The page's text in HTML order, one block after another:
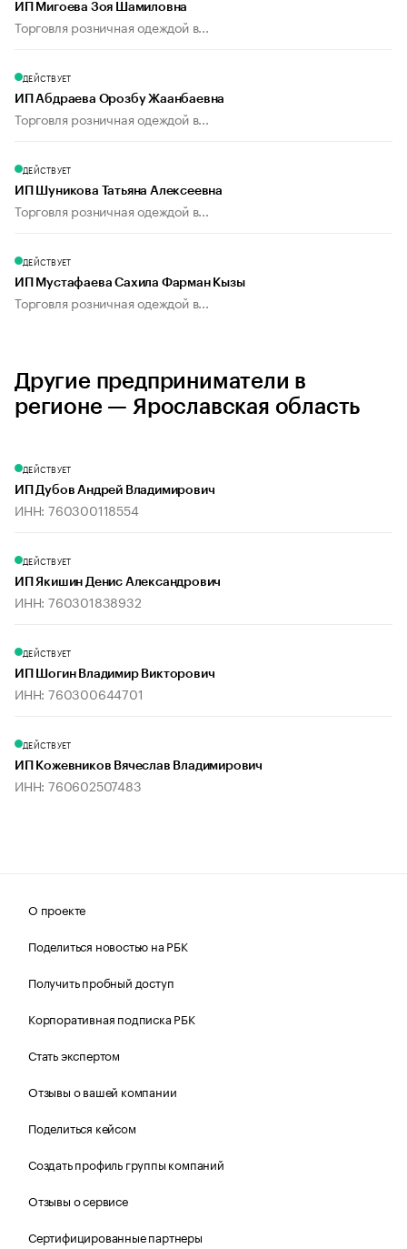
ИП Мигоева Зоя Шамиловна
Торговля розничная одеждой в...
ДЕЙСТВУЕТ
ИП Абдраева Орозбу Жаанбаевна
Торговля розничная одеждой в...
ДЕЙСТВУЕТ
ИП Шуникова Татьяна Алексеевна
Торговля розничная одеждой в...
ДЕЙСТВУЕТ
ИП Мустафаева Сахила Фарман Кызы
Торговля розничная одеждой в...
Другие предприниматели в
регионе — Ярославская область
ДЕЙСТВУЕТ
ИП Дубов Андрей Владимирович
ИНН: 760300118554
ДЕЙСТВУЕТ
ИП Якишин Денис Александрович
ИНН: 760301838932
ДЕЙСТВУЕТ
ИП Шогин Владимир Викторович
ИНН: 760300644701
ДЕЙСТВУЕТ
ИП Кожевников Вячеслав Владимирович
ИНН: 760602507483
О проекте
Поделиться новостью на РБК
Получить пробный доступ
Корпоративная подписка РБК
Стать экспертом
Отзывы о вашей компании
Поделиться кейсом
Создать профиль группы компаний
Отзывы о сервисе
Сертифицированные партнеры